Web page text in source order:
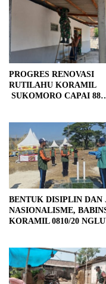
PROGRES RENOVASI
RUTILAHU KORAMIL
SUKOMORO CAPAI 88
BENTUK DISIPLIN DAN
NASIONALISME,
KORAMIL 0810/20